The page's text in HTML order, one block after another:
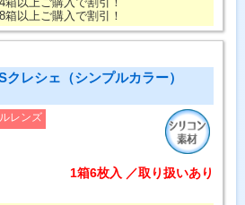
箱以上ご購入で割引！
箱以上ご購入で割引！
レシェ（シンプルカラー）
レンズ
1箱6枚入 ／取り扱いあり